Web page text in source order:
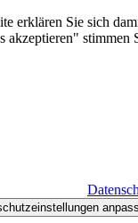
erklären Sie sich
stimmen